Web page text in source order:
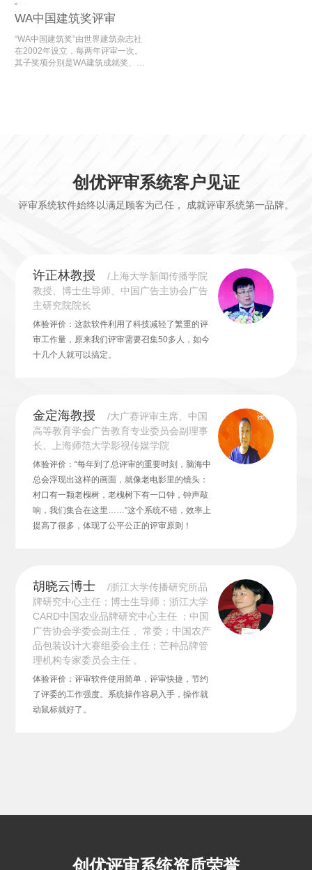
WA中国建筑奖评审
“WA中国建筑奖”由世界建筑杂志社
在2002年设立，每两年评审一次。
其子奖项分别是WA建筑成就奖、WA
许正林教授
/上海大学新闻传播学院
教授、博士生导师、中国广告主协会广告
主研究院院长
体验评价：这款软件利用了科技减轻了繁重的评
审工作量，原来我们评审需要召集50多人，如今
十几个人就可以搞定。
金定海教授
/大广赛评审主席、中国
高等教育学会广告教育专业委员会副理事
长、上海师范大学影视传媒学院
体验评价：“每年到了总评审的重要时刻，脑海中
总会浮现出这样的画面，就像老电影里的镜头：
村口有一颗老槐树，老槐树下有一口钟，钟声敲
响，我们集合在这里……”这个系统不错，效率上
提高了很多，体现了公平公正的评审原则！
胡晓云博士
/浙江大学传播研究所品
牌研究中心主任；博士生导师；浙江大学
CARD中国农业品牌研究中心主任 ；中国
广告协会学委会副主任 、常委；中国农产
品包装设计大赛组委会主任；芒种品牌管
理机构专家委员会主任 。
体验评价：评审软件使用简单，评审快捷，节约
了评委的工作强度。系统操作容易入手，操作就
动鼠标就好了。
创优评审系统客户见证
评审系统软件始终以满足顾客为己任， 成就评审系统第一品牌。
创优评审系统资质荣誉